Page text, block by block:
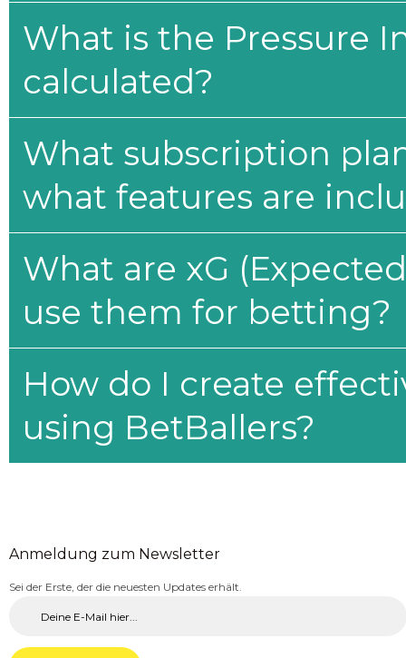
What is the Pressure
calculated?
What subscription
what features are
What are xG
use them for betting?
How do I create
using BetBallers?
Anmeldung zum Newsletter
Sei der Erste, der die neuesten Updates erhält.